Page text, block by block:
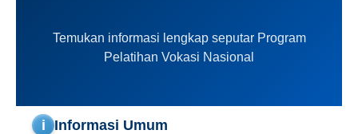
Temukan informasi lengkap seputar Program
Pelatihan Vokasi Nasional
i Informasi Umum